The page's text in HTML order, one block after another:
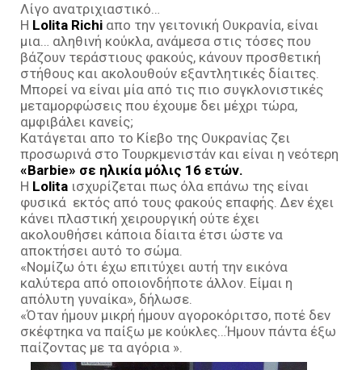
Λίγο ανατριχιαστικό…
Η Lolita Richi απο την γειτονική Ουκρανία, είναι
μια… αληθινή κούκλα, ανάμεσα στις τόσες που
βάζουν τεράστιους φακούς, κάνουν προσθετική
στήθους και ακολουθούν εξαντλητικές δίαιτες.
Μπορεί να είναι μία από τις πιο συγκλονιστικές
μεταμορφώσεις που έχουμε δει μέχρι τώρα,
αμφιβάλει κανείς;
Κατάγεται απο το Κίεβο της Ουκρανίας ζει
προσωρινά στο Τουρκμενιστάν και είναι η νεότερη
«Barbie» σε ηλικία μόλις 16 ετών.
Η Lolita ισχυρίζεται πως όλα επάνω της είναι
φυσικά εκτός από τους φακούς επαφής. Δεν έχει
κάνει πλαστική χειρουργική ούτε έχει
ακολουθήσει κάποια δίαιτα έτσι ώστε να
αποκτήσει αυτό το σώμα.
«Νομίζω ότι έχω επιτύχει αυτή την εικόνα
καλύτερα από οποιονδήποτε άλλον. Είμαι η
απόλυτη γυναίκα», δήλωσε.
«Όταν ήμουν μικρή ήμουν αγοροκόριτσο, ποτέ δεν
σκέφτηκα να παίξω με κούκλες…Ήμουν πάντα έξω
παίζοντας με τα αγόρια ».